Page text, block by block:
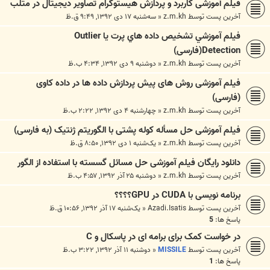
فیلم آموزشی کاربرد و پردازش هیستوگرام تصاویر دیجیتال در متلب
آخرین پست توسطz.m.kh
« سه‌شنبه ۱۷ دی ۱۳۹۲, ۹:۴۹ ق.ظ
فيلم آموزشي تشخيص داده هاي پرت يا Outlier
Detection(فارسی)
آخرین پست توسطz.m.kh
« دوشنبه ۹ دی ۱۳۹۲, ۴:۳۴ ب.ظ
فیلم آموزشی روش های پیش پردازش داده ها در داده کاوی
(فارسی)
آخرین پست توسطz.m.kh
« چهارشنبه ۴ دی ۱۳۹۲, ۲:۲۲ ب.ظ
فیلم آموزشی حل مسأله کوله پشتی با الگوریتم ژنتیک (به فارسی)
آخرین پست توسطz.m.kh
« یک‌شنبه ۱ دی ۱۳۹۲, ۸:۵۰ ق.ظ
دانلود رایگان فیلم آموزشی حل مسائل گسسته با استفاده از الگور
آخرین پست توسطz.m.kh
« دوشنبه ۲۵ آذر ۱۳۹۲, ۴:۵۷ ب.ظ
برنامه نویسی با CUDA در GPU؟؟؟؟
آخرین پست توسطAzadi.Isatis
« یک‌شنبه ۱۷ آذر ۱۳۹۲, ۱۰:۵۶ ق.ظ
پاسخ ها: 5
در خواست کمک برای برامه ای در پاسکال و C
آخرین پست توسطMISSILE
« دوشنبه ۱۱ آذر ۱۳۹۲, ۳:۲۲ ب.ظ
پاسخ ها: 1